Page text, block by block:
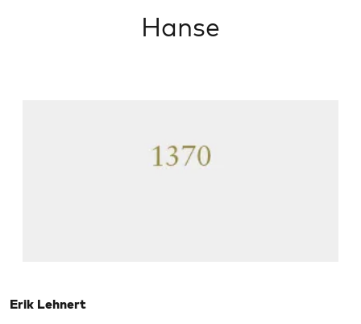
Hanse
Erik Lehnert